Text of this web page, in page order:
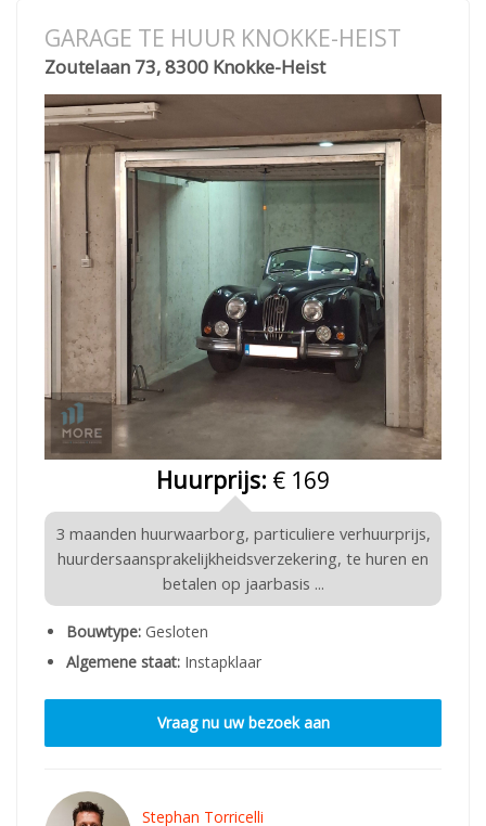
GARAGE TE HUUR KNOKKE-HEIST
Zoutelaan 73, 8300 Knokke-Heist
Huurprijs: € 169
3 maanden huurwaarborg, particuliere verhuurprijs,
huurdersaansprakelijkheidsverzekering, te huren en
betalen op jaarbasis ...
Bouwtype: Gesloten
Algemene staat: Instapklaar
Vraag nu uw bezoek aan
Stephan Torricelli